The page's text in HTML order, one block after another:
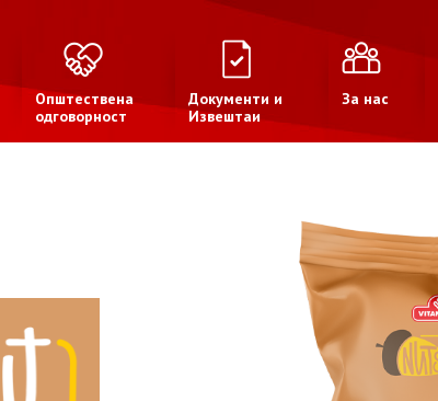
Општествена
одговорност
Документи и
Извештаи
За нас